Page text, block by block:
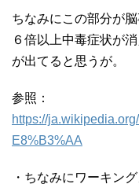
ちなみにこの部分が
６倍以上中毒症状が
が出てると思うが。
参照：
https://
E8%B3%AA
・ちなみにワーキン